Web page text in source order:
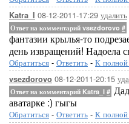
Katra_I 08-12-2011-17:29 удалить
Ответ на комментарий vsezdorovo #
фантазии крылья-то
день извращений! Надоела
Обратиться - Ответить - К полной
vsezdorovo 08-12-2011-20:15
Ответ на комментарий Katra_I #
аватарке :) гыгы
Обратиться - Ответить - К полной